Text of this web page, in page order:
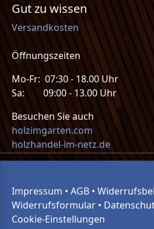
Gut zu wissen
Versandkosten
Öffnungszeiten
Mo-Fr: 07:30 - 18.00 Uhr
Sa: 09:00 - 13.00 Uhr
Besuchen Sie auch
holzimgarten.com
holzhandel-im-netz.de
Impressum • AGB •
Widerrufsformular •
Cookie-Einstellungen